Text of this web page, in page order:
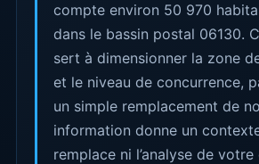
compte environ 50 970
dans le bassin postal 06130.
sert à dimensionner la zone
et le niveau de concurrence,
un simple remplacement de
information donne un
remplace ni l’analyse de